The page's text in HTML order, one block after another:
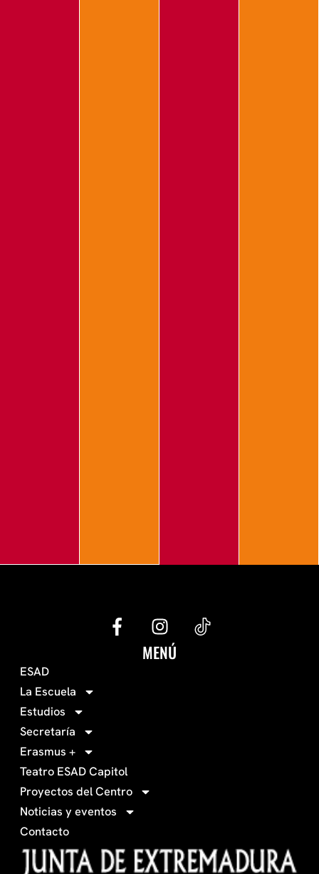
G
e
f
a
c
b
o
I
n
s
MENÚ
ESAD
La Escuela
Estudios
Secretaría
Erasmus +
Teatro ESAD Capitol
Proyectos del Centro
Noticias y eventos
Contacto